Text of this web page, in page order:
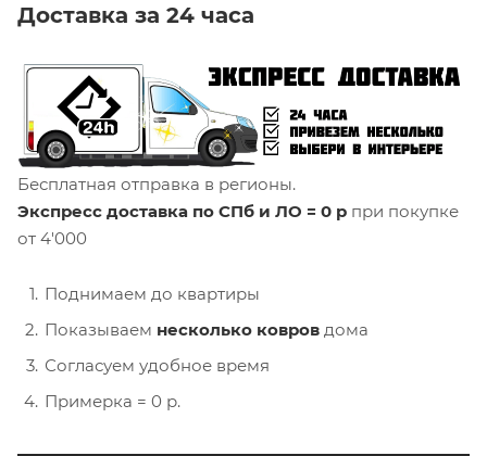
Доставка за 24 часа
Бесплатная отправка в регионы.
Экспресс доставка по СПб и ЛО = 0 р при покупке
от 4'000
Поднимаем до квартиры
Показываем несколько ковров дома
Согласуем удобное время
Примерка = 0 р.